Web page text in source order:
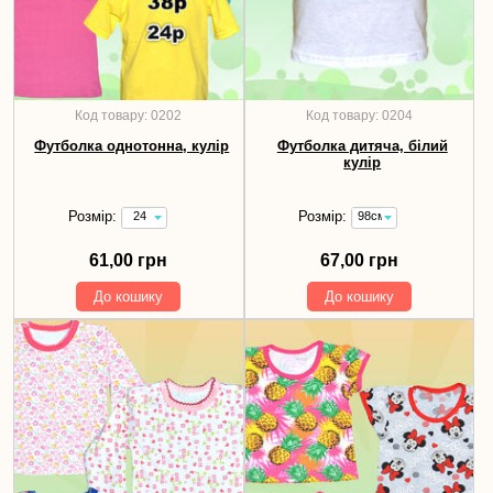
Код товару: 0202
Футболка однотонна, кулір
Розмір:
24
(зріст
см)
-
61,00
грн
61,00 грн
До кошику
Код товару: 0204
Футболка дитяча, білий
кулір
Розмір:
98см
67,00
67,00 грн
До кошику